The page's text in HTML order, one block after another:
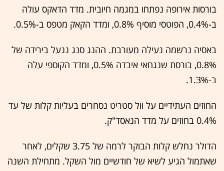
בורסות אירופה נפתחו במגמה חיובית. מדד הדאקס עולה
ב-0.4%, הפוטסי מוסיף 0.8%, ומדד הקאק מטפס ב-0.5%.
באסיה נרשמה נעילה מעורבת. ההנג סנג ננעל בירידה של
0.8%, בורסת שנגחאי איבדה 0.5%, ומדד הקוספי עלה
ב-1.3%.
החוזים העתידיים על וול סטריט נסחרים בעליות קלות של עד
0.4% בחוזים על מדד הנאסד"ק.
הדולר נחלש קלות הבוקר לרמה של 3.75 שקלים, לאחר
שאתמול הגיע לשיא של חודשיים מול השקל. מתחילת השנה